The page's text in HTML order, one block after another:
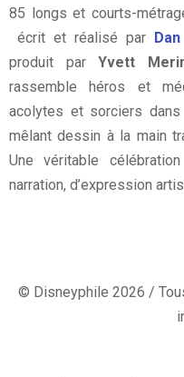
85 longs et courts-
écrit et réalisé par
produit parYvett
rassemble héros et
acolytes et sorciers
mêlant dessin à la main
Une véritable
narration, d’expression
© Disneyphile 2026 /